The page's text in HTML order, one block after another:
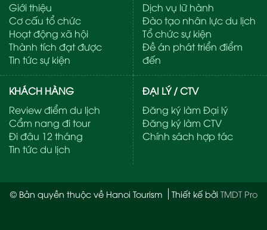
Giới thiệu
Cơ cấu tổ chức
Hoạt động xã hội
Thành tích đạt được
Tin tức sự kiện
Dịch vụ lữ hành
Đào tạo nhân lực du lịch
Tổ chức sự kiện
Đề án phát triển điểm
đến
KHÁCH HÀNG
Review điểm du lịch
Cẩm nang đi tour
Đi đâu 12 tháng
Tin tức du lịch
ĐẠI LÝ / CTV
Đăng ký làm Đại lý
Đăng ký làm CTV
Chính sách hợp tác
© Bản quyền thuộc về Hanoi Tourism Thiết kế bởi TMDT Pro